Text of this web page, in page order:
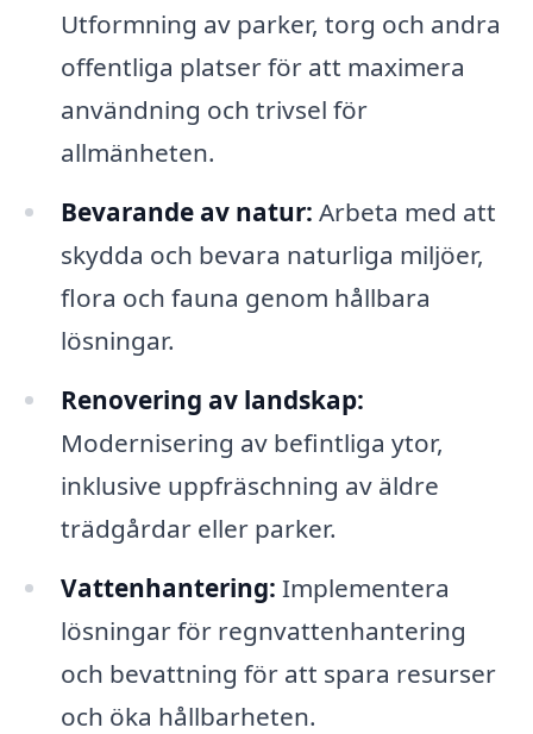
Utformning av parker, torg och andra
offentliga platser för att maximera
användning och trivsel för
allmänheten.
Bevarande av natur: Arbeta med att
skydda och bevara naturliga miljöer,
flora och fauna genom hållbara
lösningar.
Renovering av landskap:
Modernisering av befintliga ytor,
inklusive uppfräschning av äldre
trädgårdar eller parker.
Vattenhantering: Implementera
lösningar för regnvattenhantering
och bevattning för att spara resurser
och öka hållbarheten.